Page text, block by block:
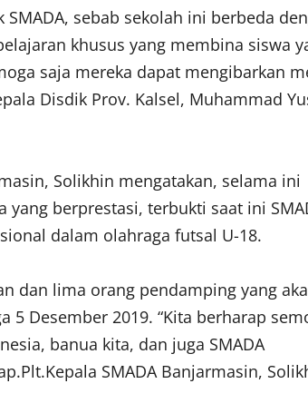
sebab sekolah ini berbeda
khusus yang membina siswa
saja mereka dapat mengibarkan
Disdik Prov. Kalsel, Muhammad
Solikhin mengatakan, selama ini
berprestasi, terbukti saat ini
dalam olahraga futsal U-18.
dan lima orang pendamping yang
Desember 2019. “Kita berharap
banua kita, dan juga SMADA
SMADA Banjarmasin,